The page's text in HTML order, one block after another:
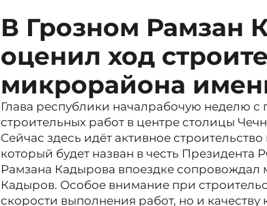
В Грозном Рамзан
оценил ход
микрорайона
Глава республики началрабочую неделю с
строительных работ в центре столицы
Сейчас здесь идёт активное
который будет назван в честь
Рамзана Кадырова впоездке сопровождал
Кадыров. Особое внимание при
скорости выполнения работ, но и качеству